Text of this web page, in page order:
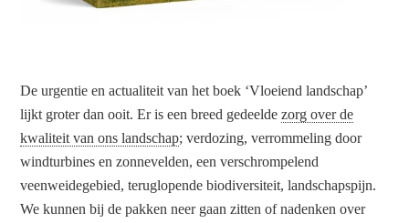
De urgentie en actualiteit van het boek ‘Vloeiend landschap’
lijkt groter dan ooit. Er is een breed gedeeldezorg over de
kwaliteit van ons landschap; verdozing, verrommeling door
windturbines en zonnevelden, een verschrompelend
veenweidegebied, teruglopende biodiversiteit, landschapspijn.
We kunnen bij de pakken neer gaan zitten of nadenken over